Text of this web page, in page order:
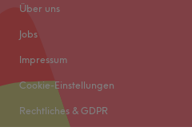
Über uns
Jobs
Impressum
Cookie-Einstellungen
Rechtliches & GDPR